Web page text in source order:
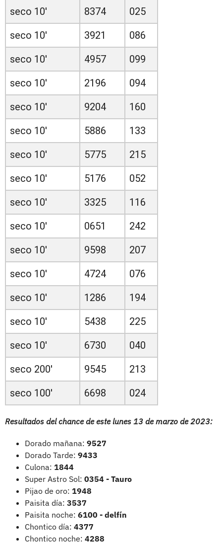
seco 10' 8374
025
seco 10'
3921
086
seco 10'
4957
099
seco 10'
2196
094
seco 10'
9204
160
seco 10'
5886
133
seco 10'
5775
215
seco 10'
5176
052
seco 10'
3325
116
seco 10'
0651
242
seco 10'
9598
207
seco 10'
4724
076
seco 10'
1286
194
seco 10'
5438
225
seco 10'
6730
040
seco 200'
9545
213
seco 100'
6698 024
Resultados del chance de este lunes 13 de marzo de 2023:
Dorado mañana: 9527
Dorado Tarde: 9433
Culona: 1844
Super Astro Sol: 0354 - Tauro
Pijao de oro: 1948
Paisita día: 3537
Paisita noche: 6100 - delfín
Chontico día: 4377
Chontico noche: 4288